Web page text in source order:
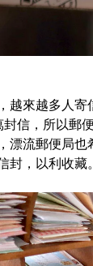
越來越多人寄
信，所以郵
漂流郵便局也
，以利收藏。